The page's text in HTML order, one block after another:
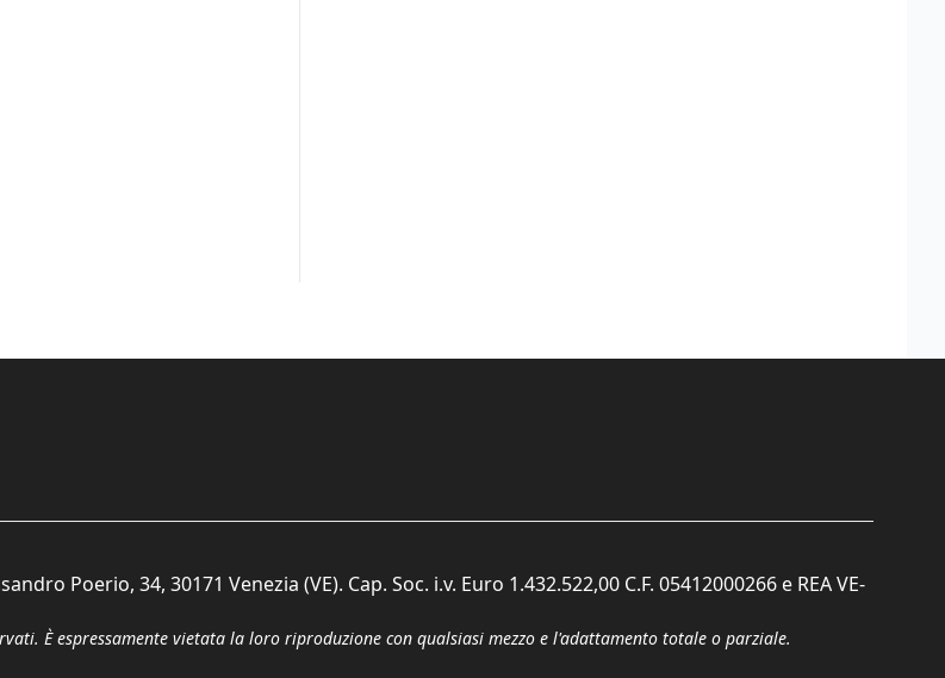
Poerio, 34, 30171 Venezia (VE). Cap. Soc. i.v. Euro 1.432.522,00 C.F. 05412000266 e REA VE-
È espressamente vietata la loro riproduzione con qualsiasi mezzo e l'adattamento totale o parziale.